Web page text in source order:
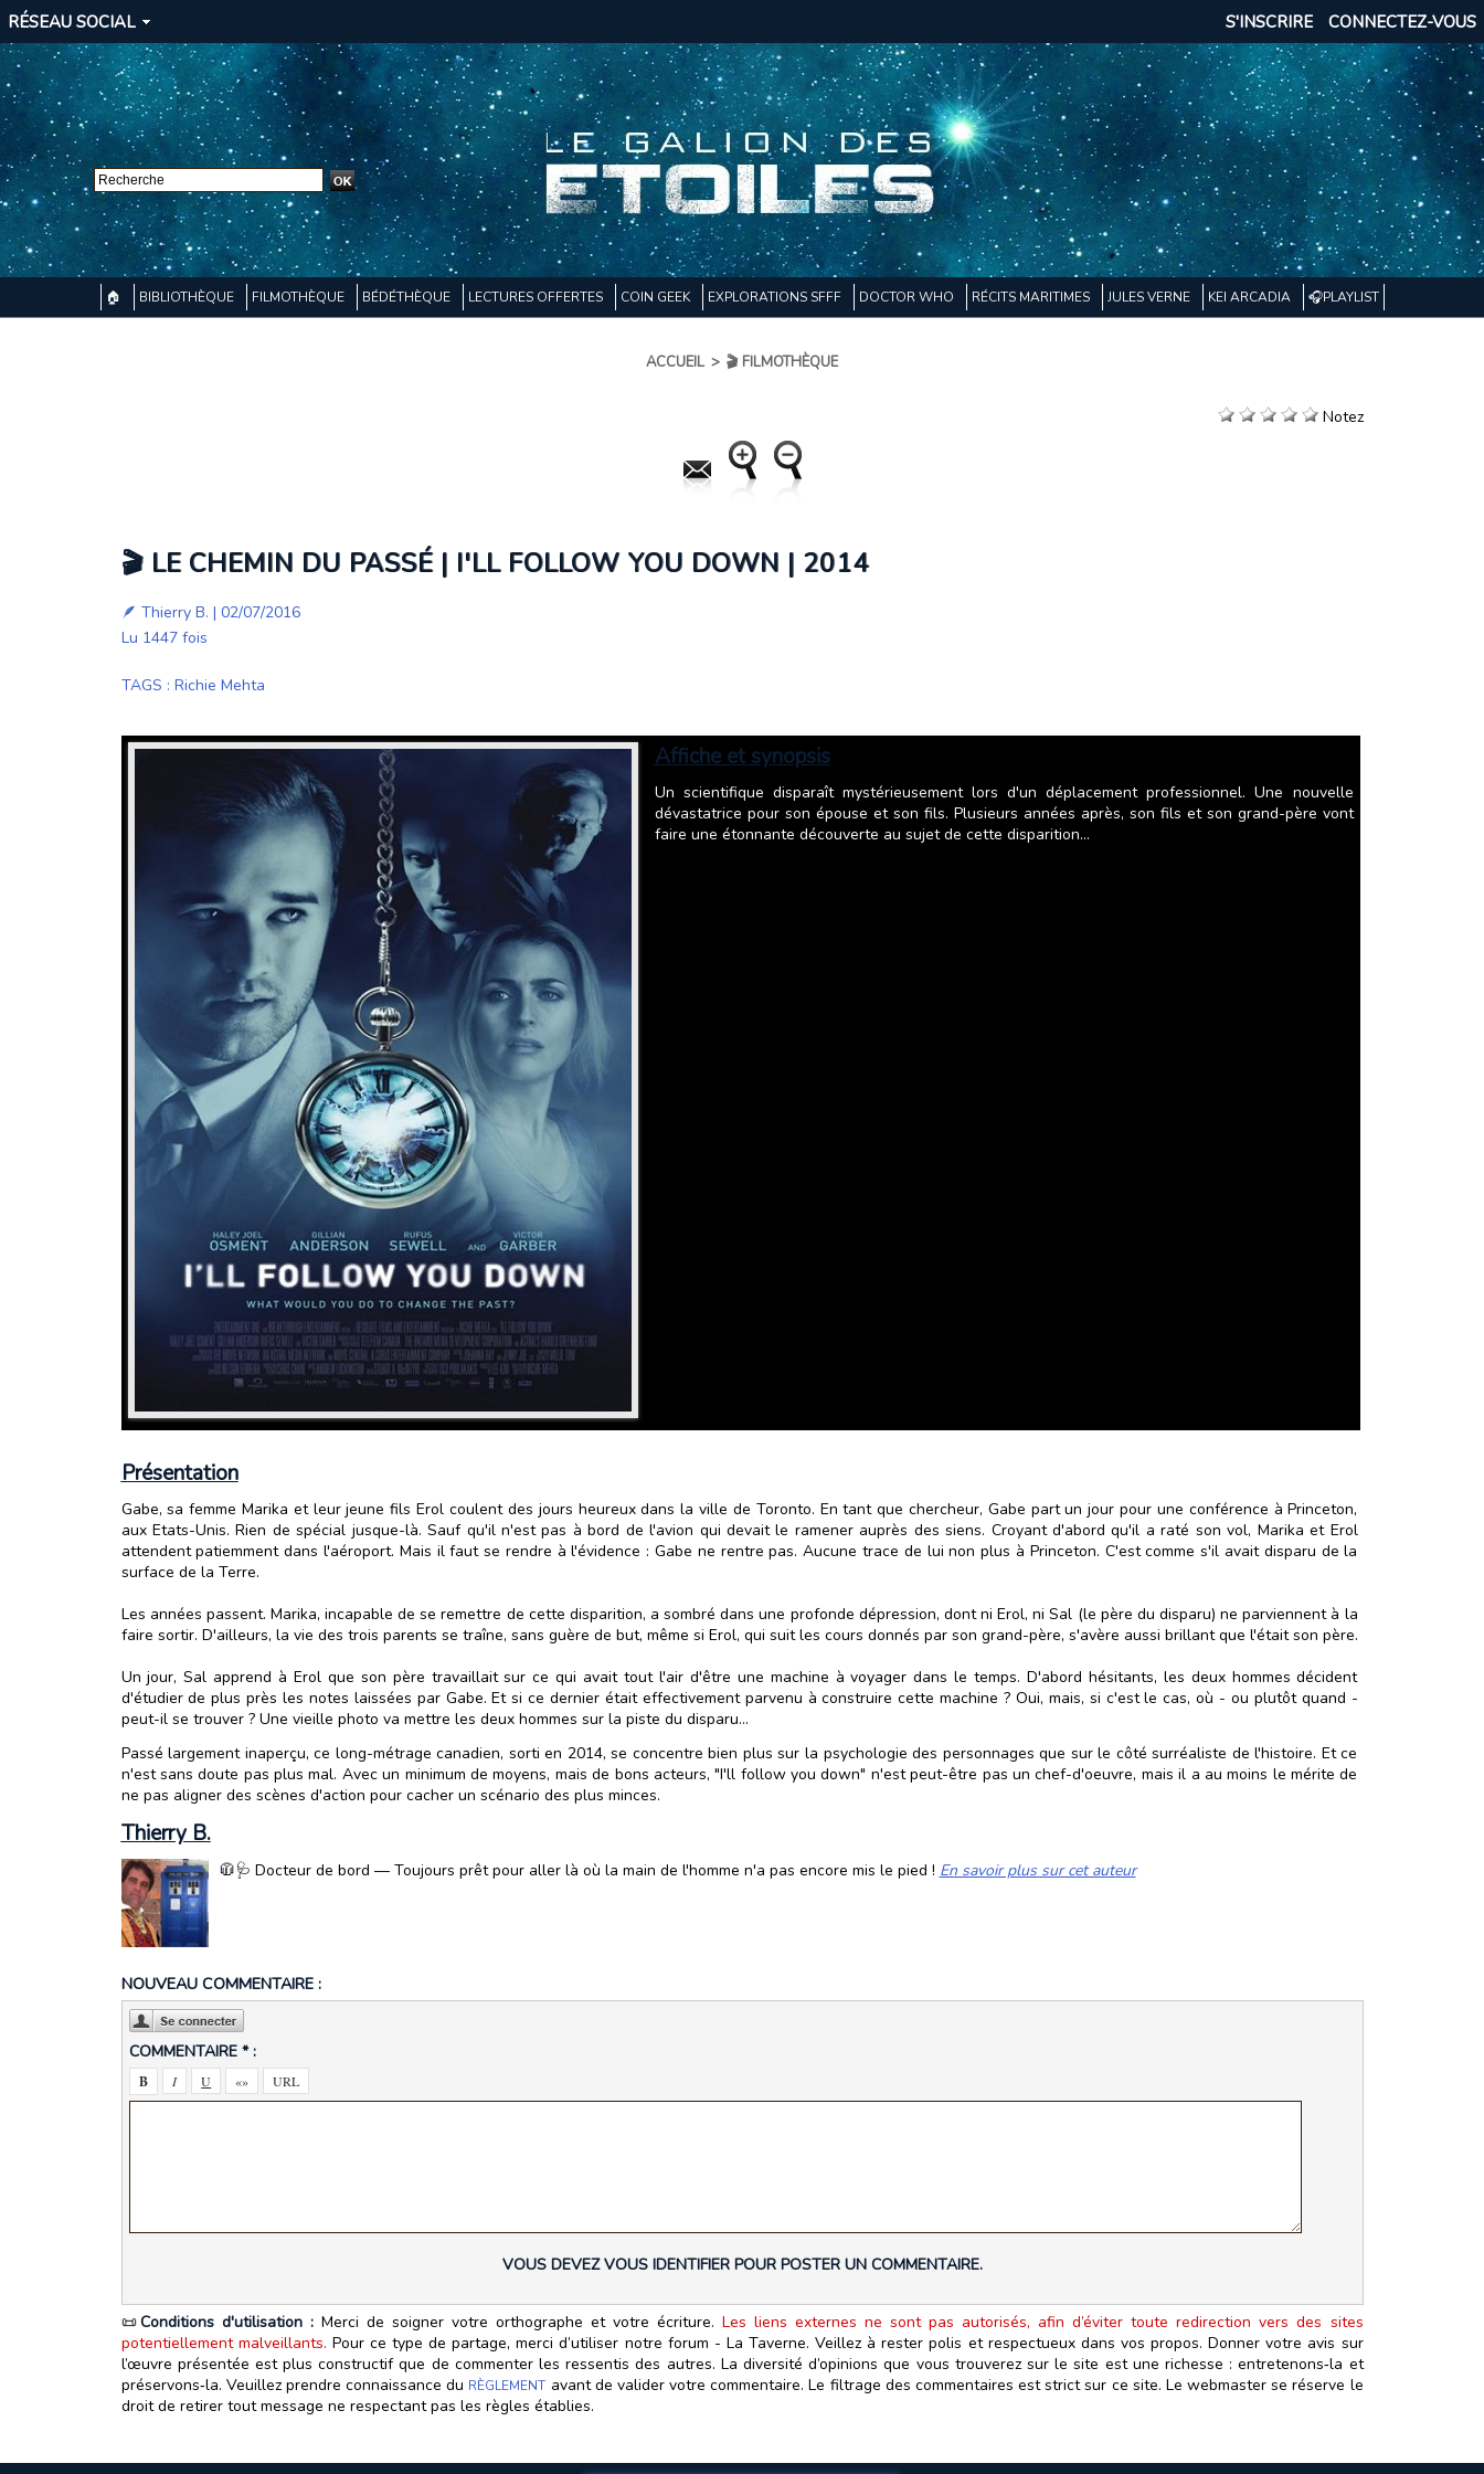
RÉSEAU SOCIAL CONNECTEZ-VOUS
S'INSCRIRE
🏠 BIBLIOTHÈQUE FILMOTHÈQUE BÉDÉTHÈQUE LECTURES OFFERTES COIN GEEK EXPLORATIONS SFFF DOCTOR WHO RÉCITS MARITIMES JULES VERNE KEI ARCADIA 🎧PLAYLIST
ACCUEIL > 🎬 FILMOTHÈQUE
Notez
🎬 LE CHEMIN DU PASSÉ | I'LL FOLLOW YOU DOWN | 2014
🪶 Thierry B. | 02/07/2016
Lu 1447 fois
TAGS : Richie Mehta
Affiche et synopsis
Un scientifique disparaît mystérieusement lors d'un déplacement professionnel. Une nouvelle
dévastatrice pour son épouse et son fils. Plusieurs années après, son fils et son grand-père vont
faire une étonnante découverte au sujet de cette disparition...
Présentation
Gabe, sa femme Marika et leur jeune fils Erol coulent des jours heureux dans la ville de Toronto. En tant que chercheur, Gabe part un jour pour une conférence à Princeton,
aux Etats-Unis. Rien de spécial jusque-là. Sauf qu'il n'est pas à bord de l'avion qui devait le ramener auprès des siens. Croyant d'abord qu'il a raté son vol, Marika et Erol
attendent patiemment dans l'aéroport. Mais il faut se rendre à l'évidence : Gabe ne rentre pas. Aucune trace de lui non plus à Princeton. C'est comme s'il avait disparu de la
surface de la Terre.
Les années passent. Marika, incapable de se remettre de cette disparition, a sombré dans une profonde dépression, dont ni Erol, ni Sal (le père du disparu) ne parviennent à la
faire sortir. D'ailleurs, la vie des trois parents se traîne, sans guère de but, même si Erol, qui suit les cours donnés par son grand-père, s'avère aussi brillant que l'était son père.
Un jour, Sal apprend à Erol que son père travaillait sur ce qui avait tout l'air d'être une machine à voyager dans le temps. D'abord hésitants, les deux hommes décident
d'étudier de plus près les notes laissées par Gabe. Et si ce dernier était effectivement parvenu à construire cette machine ? Oui, mais, si c'est le cas, où - ou plutôt quand -
peut-il se trouver ? Une vieille photo va mettre les deux hommes sur la piste du disparu...
Passé largement inaperçu, ce long-métrage canadien, sorti en 2014, se concentre bien plus sur la psychologie des personnages que sur le côté surréaliste de l'histoire. Et ce
n'est sans doute pas plus mal. Avec un minimum de moyens, mais de bons acteurs, "I'll follow you down" n'est peut-être pas un chef-d'oeuvre, mais il a au moins le mérite de
ne pas aligner des scènes d'action pour cacher un scénario des plus minces.
Thierry B.
🧥🩺 Docteur de bord — Toujours prêt pour aller là où la main de l'homme n'a pas encore mis le pied ! En savoir plus sur cet auteur
NOUVEAU COMMENTAIRE :
COMMENTAIRE * :
VOUS DEVEZ VOUS IDENTIFIER POUR POSTER UN COMMENTAIRE.
📜Conditions d'utilisation :Merci de soigner votre orthographe et votre écriture.Les liens externes ne sont pas autorisés, afin d’éviter toute redirection vers des sites
potentiellement malveillants. Pour ce type de partage, merci d’utiliser notre forum - La Taverne. Veillez à rester polis et respectueux dans vos propos. Donner votre avis sur
l’œuvre présentée est plus constructif que de commenter les ressentis des autres. La diversité d’opinions que vous trouverez sur le site est une richesse : entretenons‑la et
préservons‑la. Veuillez prendre connaissance du RÈGLEMENT avant de valider votre commentaire. Le filtrage des commentaires est strict sur ce site. Le webmaster se réserve le
droit de retirer tout message ne respectant pas les règles établies.